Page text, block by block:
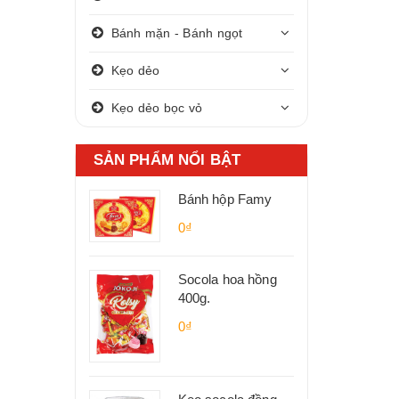
Bánh mặn - Bánh ngọt
Kẹo dẻo
Kẹo dẻo bọc vỏ
SẢN PHẨM NỔI BẬT
Bánh hộp Famy
0₫
Socola hoa hồng
400g.
0₫